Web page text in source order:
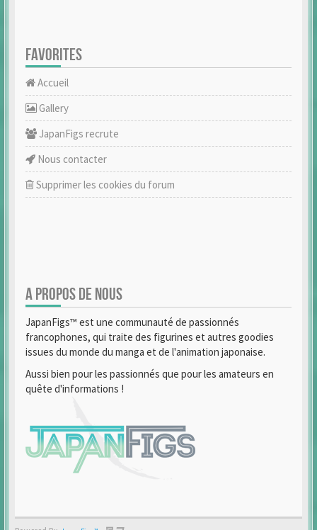
FAVORITES
Accueil
Gallery
JapanFigs recrute
Nous contacter
Supprimer les cookies du forum
A PROPOS DE NOUS
JapanFigs™ est une communauté de passionnés
francophones, qui traite des figurines et autres goodies
issues du monde du manga et de l'animation japonaise.
Aussi bien pour les passionnés que pour les amateurs en
quête d'informations !